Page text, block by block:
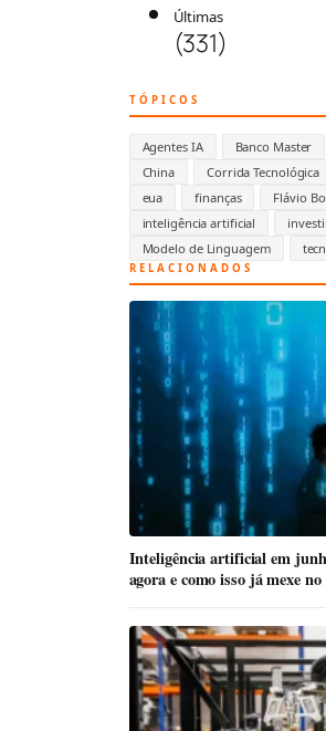
Últimas
(331)
TÓPICOS
Agentes IA Banco Master
China
Corrida Tecnológica
eua
finanças Flávio
inteligência artificial
Modelo de Linguagem
RELACIONADOS
Inteligência artificial em
agora e como isso já mexe